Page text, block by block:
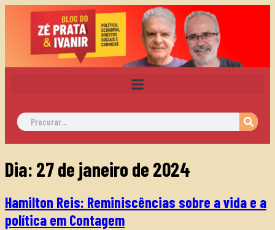
Dia: 27 de janeiro de 2024
Hamilton Reis: Reminiscências sobre a vida e a
política em Contagem